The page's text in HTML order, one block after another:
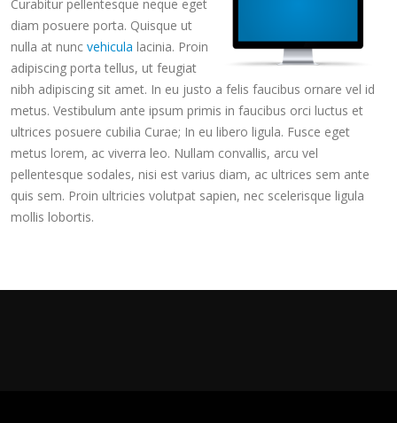
Curabitur pellentesque neque eget
diam posuere porta. Quisque ut
nulla at nunc vehicula lacinia. Proin
adipiscing porta tellus, ut feugiat
nibh adipiscing sit amet. In eu justo a felis faucibus ornare vel id
metus. Vestibulum ante ipsum primis in faucibus orci luctus et
ultrices posuere cubilia Curae; In eu libero ligula. Fusce eget
metus lorem, ac viverra leo. Nullam convallis, arcu vel
pellentesque sodales, nisi est varius diam, ac ultrices sem ante
quis sem. Proin ultricies volutpat sapien, nec scelerisque ligula
mollis lobortis.